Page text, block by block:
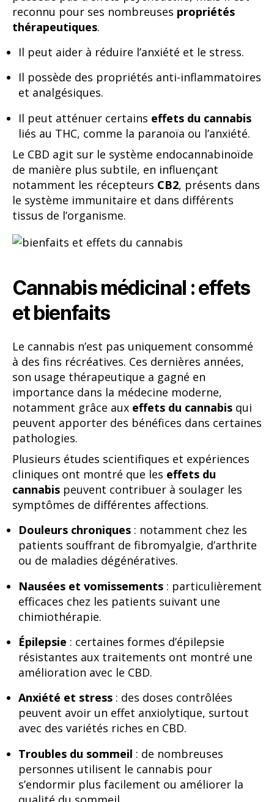
reconnu pour ses nombreuses propriétés
thérapeutiques.
Il peut aider à réduire l’anxiété et le stress.
Il possède des propriétés anti-inflammatoires
et analgésiques.
Il peut atténuer certains effets du cannabis
liés au THC, comme la paranoïa ou l’anxiété.
Le CBD agit sur le système endocannabinoïde
de manière plus subtile, en influençant
notamment les récepteurs CB2, présents dans
le système immunitaire et dans différents
tissus de l’organisme.
Cannabis médicinal : effets
et bienfaits
Le cannabis n’est pas uniquement consommé
à des fins récréatives. Ces dernières années,
son usage thérapeutique a gagné en
importance dans la médecine moderne,
notamment grâce aux effets du cannabis qui
peuvent apporter des bénéfices dans certaines
pathologies.
Plusieurs études scientifiques et expériences
cliniques ont montré que les effets du
cannabis peuvent contribuer à soulager les
symptômes de différentes affections.
Douleurs chroniques : notamment chez les
patients souffrant de fibromyalgie, d’arthrite
ou de maladies dégénératives.
Nausées et vomissements : particulièrement
efficaces chez les patients suivant une
chimiothérapie.
Épilepsie : certaines formes d’épilepsie
résistantes aux traitements ont montré une
amélioration avec le CBD.
Anxiété et stress : des doses contrôlées
peuvent avoir un effet anxiolytique, surtout
avec des variétés riches en CBD.
Troubles du sommeil : de nombreuses
personnes utilisent le cannabis pour
s’endormir plus facilement ou améliorer la